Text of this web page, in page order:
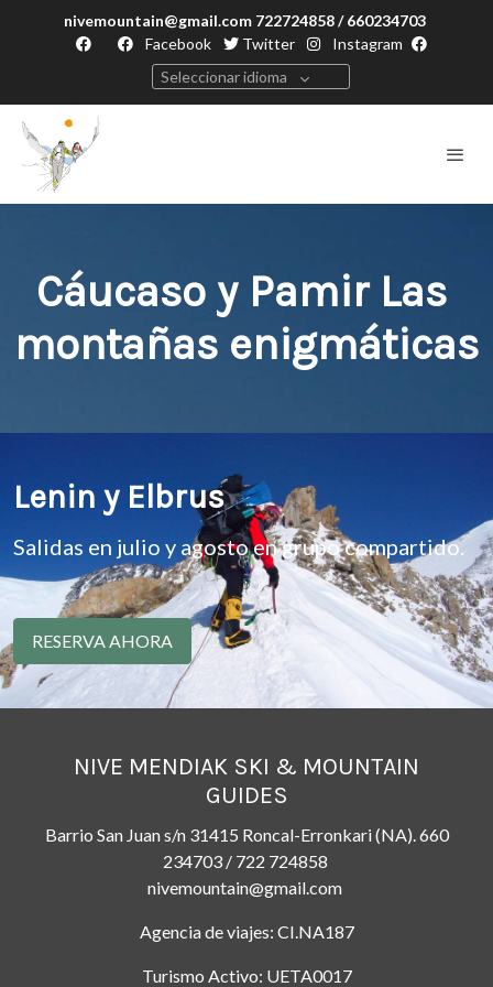
nivemountain@gmail.com 722724858 / 660234703
Facebook
Twitter
Instagram
Seleccionar idioma
Cáucaso y Pamir Las
montañas enigmáticas
Lenin y Elbrus
Salidas en julio y agosto en grupo compartido.
RESERVA AHORA
NIVE MENDIAK SKI & MOUNTAIN
GUIDES
Barrio San Juan s/n 31415 Roncal-Erronkari (NA). 660
234703 / 722 724858
nivemountain@gmail.com
Agencia de viajes: CI.NA187
Turismo Activo: UETA0017